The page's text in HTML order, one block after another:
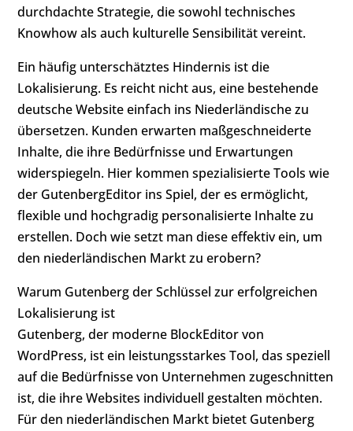
durchdachte Strategie, die sowohl technisches
Knowhow als auch kulturelle Sensibilität vereint.
Ein häufig unterschätztes Hindernis ist die
Lokalisierung. Es reicht nicht aus, eine bestehende
deutsche Website einfach ins Niederländische zu
übersetzen. Kunden erwarten maßgeschneiderte
Inhalte, die ihre Bedürfnisse und Erwartungen
widerspiegeln. Hier kommen spezialisierte Tools wie
der GutenbergEditor ins Spiel, der es ermöglicht,
flexible und hochgradig personalisierte Inhalte zu
erstellen. Doch wie setzt man diese effektiv ein, um
den niederländischen Markt zu erobern?
Warum Gutenberg der Schlüssel zur erfolgreichen
Lokalisierung ist
Gutenberg, der moderne BlockEditor von
WordPress, ist ein leistungsstarkes Tool, das speziell
auf die Bedürfnisse von Unternehmen zugeschnitten
ist, die ihre Websites individuell gestalten möchten.
Für den niederländischen Markt bietet Gutenberg